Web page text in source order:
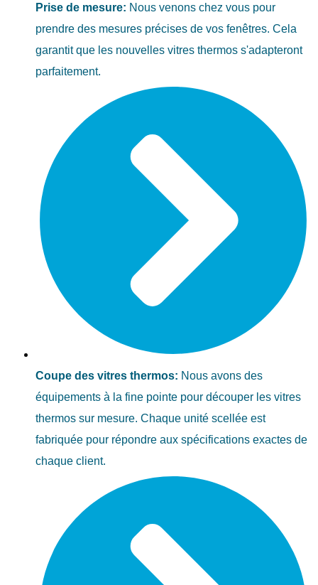
Prise de mesure: Nous venons chez vous pour
prendre des mesures précises de vos fenêtres. Cela
garantit que les nouvelles vitres thermos s'adapteront
parfaitement.
Coupe des vitres thermos: Nous avons des
équipements à la fine pointe pour découper les vitres
thermos sur mesure. Chaque unité scellée est
fabriquée pour répondre aux spécifications exactes de
chaque client.